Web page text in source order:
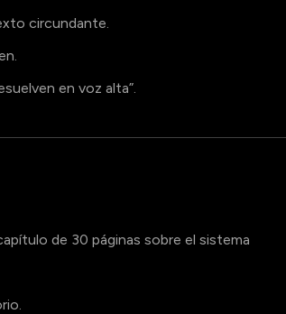
circundante.
en voz alta”.
de 30 páginas sobre el sistema